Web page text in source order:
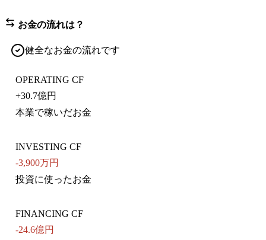
お金の流れは？
健全なお金の流れです
OPERATING CF
+30.7億円
本業で稼いだお金
INVESTING CF
-3,900万円
投資に使ったお金
FINANCING CF
-24.6億円